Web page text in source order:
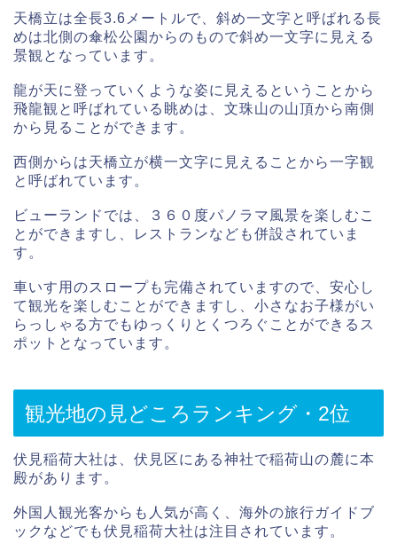
天橋立は全長3.6メートルで、斜め一文字と呼ばれる長
めは北側の傘松公園からのもので斜め一文字に見える
景観となっています。
龍が天に登っていくような姿に見えるということから
飛龍観と呼ばれている眺めは、文珠山の山頂から南側
から見ることができます。
西側からは天橋立が横一文字に見えることから一字観
と呼ばれています。
ビューランドでは、３６０度パノラマ風景を楽しむこ
とができますし、レストランなども併設されていま
す。
車いす用のスロープも完備されていますので、安心し
て観光を楽しむことができますし、小さなお子様がい
らっしゃる方でもゆっくりとくつろぐことができるス
ポットとなっています。
観光地の見どころランキング・2位
伏見稲荷大社は、伏見区にある神社で稲荷山の麓に本
殿があります。
外国人観光客からも人気が高く、海外の旅行ガイドブ
ックなどでも伏見稲荷大社は注目されています。